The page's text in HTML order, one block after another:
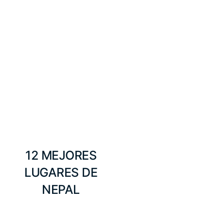
12 MEJORES
LUGARES DE
NEPAL